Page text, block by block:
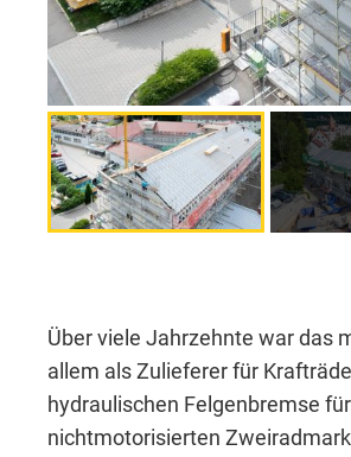
Über viele Jahrzehnte war das
allem als Zulieferer für
hydraulischen Felgenbremse
nichtmotorisierten
Notwendig
sichere Bereiche
Cookie